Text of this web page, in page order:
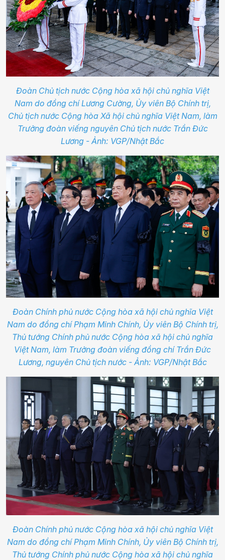
Đoàn Chủ tịch nước Cộng hòa xã hội chủ nghĩa Việt
Nam do đồng chí Lương Cường, Ủy viên Bộ Chính trị,
Chủ tịch nước Cộng hòa Xã hội chủ nghĩa Việt Nam, làm
Trưởng đoàn viếng nguyên Chủ tịch nước Trần Đức
Lương - Ảnh: VGP/Nhật Bắc
Đoàn Chính phủ nước Cộng hòa xã hội chủ nghĩa Việt
Nam do đồng chí Phạm Minh Chính, Ủy viên Bộ Chính trị,
Thủ tướng Chính phủ nước Cộng hòa xã hội chủ nghĩa
Việt Nam, làm Trưởng đoàn viếng đồng chí Trần Đức
Lương, nguyên Chủ tịch nước - Ảnh: VGP/Nhật Bắc
Đoàn Chính phủ nước Cộng hòa xã hội chủ nghĩa Việt
Nam do đồng chí Phạm Minh Chính, Ủy viên Bộ Chính trị,
Thủ tướng Chính phủ nước Cộng hòa xã hội chủ nghĩa